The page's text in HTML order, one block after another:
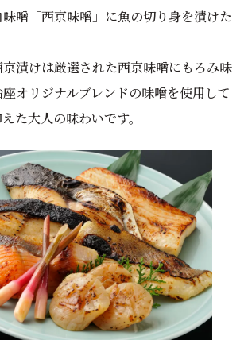
噌「西京味噌」に魚の切り身を漬けた
漬けは厳選された西京味噌にもろみ味
オリジナルブレンドの味噌を使用して
た大人の味わいです。